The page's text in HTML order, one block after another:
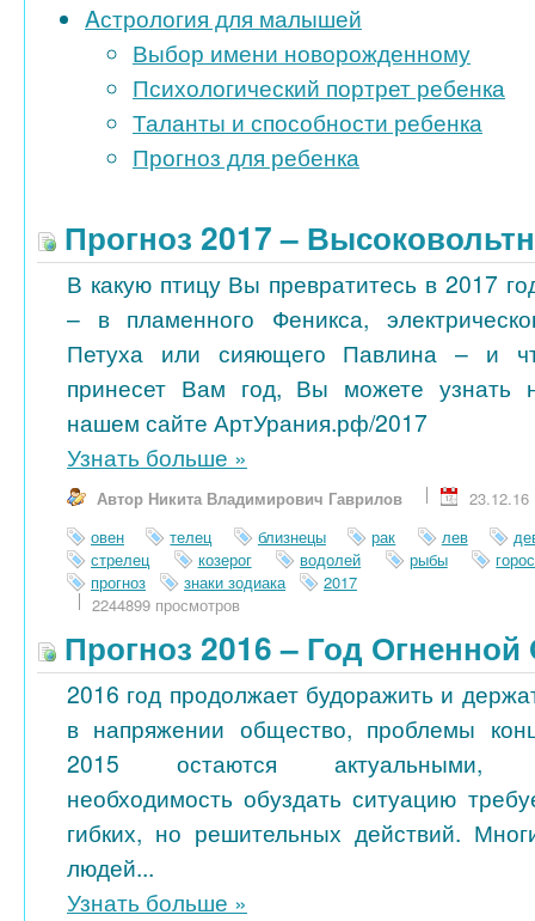
Aстрология для малышей
Выбор имени новорожденному
Психологический портрет ребенка
Таланты и способности ребенка
Прогноз для ребенка
Прогноз 2017 –
В какую птицу Вы превратитесь в 2017
– в пламенного Феникса,
Петуха или сияющего Павлина – и
принесет Вам год, Вы можете узнать
нашем сайте АртУрания.рф/2017
Узнать больше »
Автор Никита Владимирович Гаврилов
23.12.16
овен
телец близнецы рак лев
стрелец
козерог водолей рыбы
прогноз
знаки зодиака
2017
2244899 просмотров
Прогноз 2016 – Год
2016 год продолжает будоражить и
в напряжении общество, проблемы
2015 остаются актуальными,
необходимость обуздать ситуацию
гибких, но решительных действий.
людей...
Узнать больше »